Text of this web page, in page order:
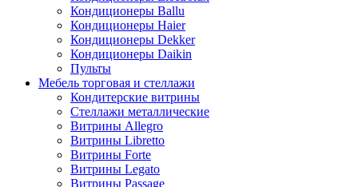
Кондиционеры Ballu
Кондиционеры Haier
Кондиционеры Dekker
Кондиционеры Daikin
Пульты
Мебель торговая и стеллажи
Кондитерские витрины
Стеллажи металлические
Витрины Allegro
Витрины Libretto
Витрины Forte
Витрины Legato
Витрины Passage